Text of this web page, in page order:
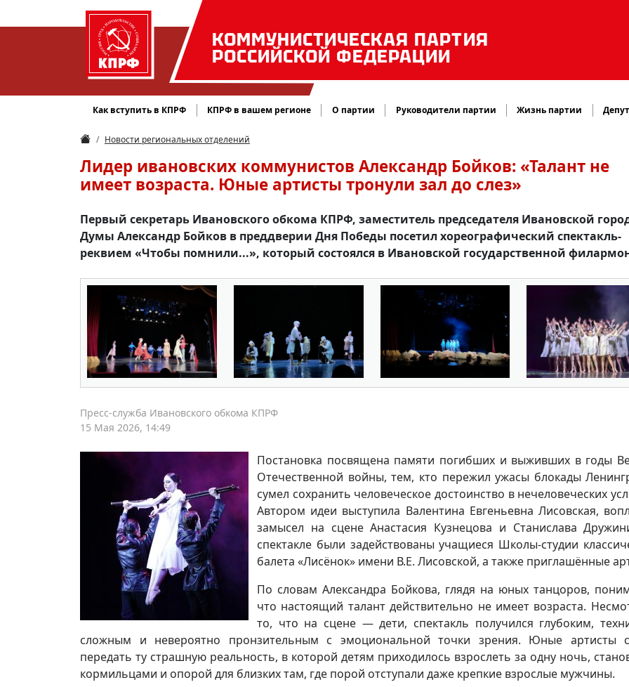
КОММУНИСТИЧЕСКАЯ ПАРТИЯ
РОССИЙСКОЙ ФЕДЕРАЦИИ
Как вступить в КПРФ КПРФ в вашем регионе О партии Руководители партии Жизнь партии
Новости региональных отделений
Лидер ивановских коммунистов Александр Бойков: «Талант не
имеет возраста. Юные артисты тронули зал до слез»
Первый секретарь Ивановского обкома КПРФ, заместитель председателя Ивановской
Думы Александр Бойков в преддверии Дня Победы посетил хореографический спектакль-
реквием «Чтобы помнили...», который состоялся в Ивановской государственной
Пресс-служба Ивановского обкома КПРФ
15 Мая 2026, 14:49
Постановка посвящена памяти погибших и выживших в годы
Отечественной войны, тем, кто пережил ужасы блокады
сумел сохранить человеческое достоинство в нечеловеческих
Автором идеи выступила Валентина Евгеньевна Лисовская,
замысел на сцене Анастасия Кузнецова и Станислава
спектакле были задействованы учащиеся Школы-студии
балета «Лисёнок» имени В.Е. Лисовской, а также приглашённые
По словам Александра Бойкова, глядя на юных танцоров,
что настоящий талант действительно не имеет возраста.
то, что на сцене — дети, спектакль получился глубоким,
сложным и невероятно пронзительным с эмоциональной точки зрения. Юные артисты
передать ту страшную реальность, в которой детям приходилось взрослеть за одну ночь,
кормильцами и опорой для близких там, где порой отступали даже крепкие взрослые мужчины.